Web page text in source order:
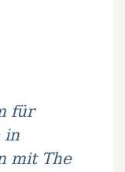
für
in
mit The